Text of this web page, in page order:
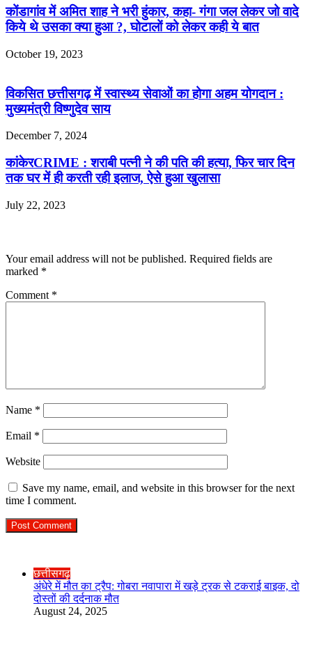
कोंडागांव में अमित शाह ने भरी हुंकार, कहा- गंगा जल लेकर जो वादे
किये थे उसका क्या हुआ ?, घोटालों को लेकर कही ये बात
October 19, 2023
विकसित छत्तीसगढ़ में स्वास्थ्य सेवाओं का होगा अहम योगदान :
मुख्यमंत्री विष्णुदेव साय
December 7, 2024
कांकेरCRIME : शराबी पत्नी ने की पति की हत्या, फिर चार दिन
तक घर में ही करती रही इलाज, ऐसे हुआ खुलासा
July 22, 2023
Your email address will not be published. Required fields are
marked *
Comment *
Name *
Email *
Website
Save my name, email, and website in this browser for the next
time I comment.
छत्तीसगढ़
अंधेरे में मौत का ट्रैप: गोबरा नवापारा में खड़े ट्रक से टकराई बाइक, दो
दोस्तों की दर्दनाक मौत
August 24, 2025